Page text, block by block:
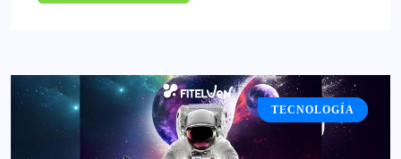
NACIONALES
TECNOLOGÍA